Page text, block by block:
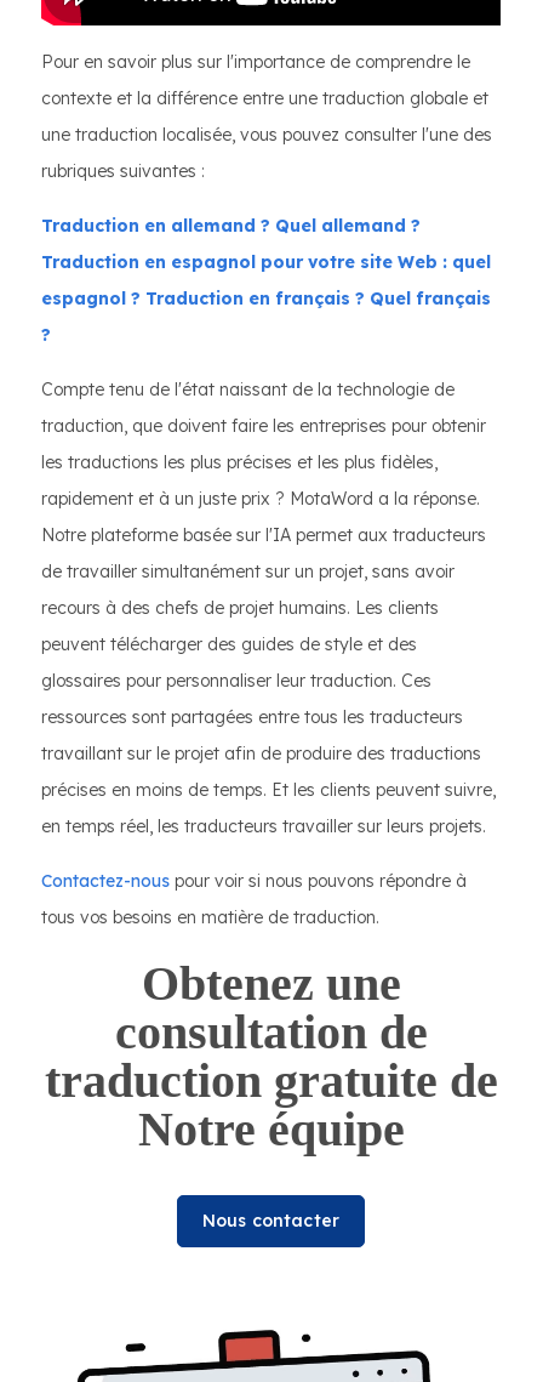
Pour en savoir plus sur l'importance de comprendre le
contexte et la différence entre une traduction globale et
une traduction localisée, vous pouvez consulter l'une des
rubriques suivantes :
Traduction en allemand ? Quel allemand ?
Traduction en espagnol pour votre site Web : quel
espagnol ? Traduction en français ? Quel français
?
Compte tenu de l'état naissant de la technologie de
traduction, que doivent faire les entreprises pour obtenir
les traductions les plus précises et les plus fidèles,
rapidement et à un juste prix ? MotaWord a la réponse.
Notre plateforme basée sur l'IA permet aux traducteurs
de travailler simultanément sur un projet, sans avoir
recours à des chefs de projet humains. Les clients
peuvent télécharger des guides de style et des
glossaires pour personnaliser leur traduction. Ces
ressources sont partagées entre tous les traducteurs
travaillant sur le projet afin de produire des traductions
précises en moins de temps. Et les clients peuvent suivre,
en temps réel, les traducteurs travailler sur leurs projets.
Contactez-nous pour voir si nous pouvons répondre à
tous vos besoins en matière de traduction.
Obtenez une
consultation de
traduction gratuite de
Notre équipe
Nous contacter